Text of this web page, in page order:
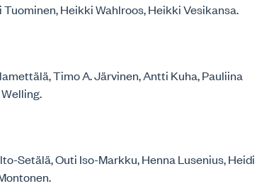
Tuominen, Heikki Wahlroos, Heikki Vesikansa.
Timo A. Järvinen, Antti Kuha, Pauliina
Setälä, Outi Iso-Markku, Henna Lusenius, Heidi